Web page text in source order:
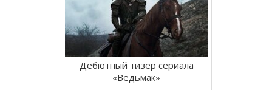
Дебютный тизер сериала
«Ведьмак»